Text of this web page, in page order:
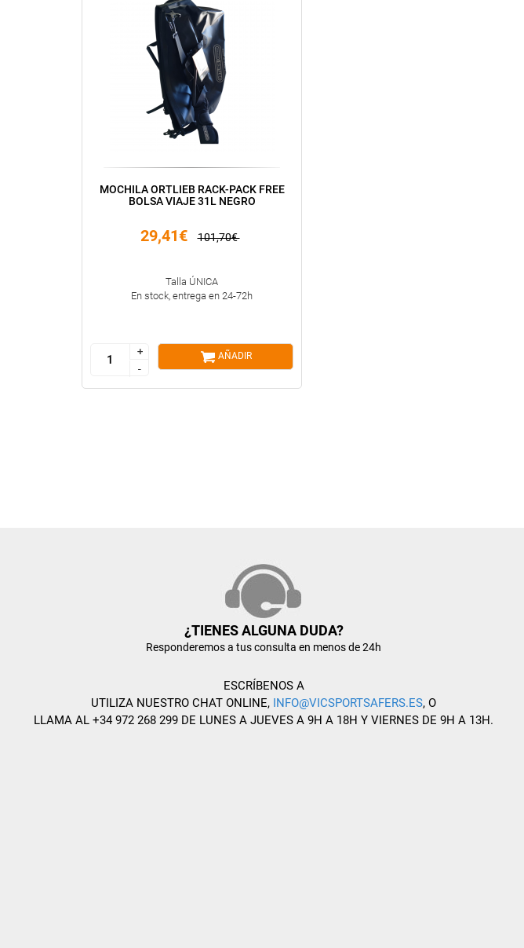
MOCHILA ORTLIEB RACK-PACK FREE
BOLSA VIAJE 31L NEGRO
29,41€ 101,70€
Talla ÚNICA
En stock, entrega en 24-72h
+
-
+
-
AÑADIR
¿TIENES ALGUNA DUDA?
Responderemos a tus consulta en menos de 24h
ESCRÍBENOS A
UTILIZA NUESTRO CHAT ONLINE, INFO@VICSPORTSAFERS.ES, O
LLAMA AL +34 972 268 299 DE LUNES A JUEVES A 9H A 18H Y VIERNES DE 9H A 13H.